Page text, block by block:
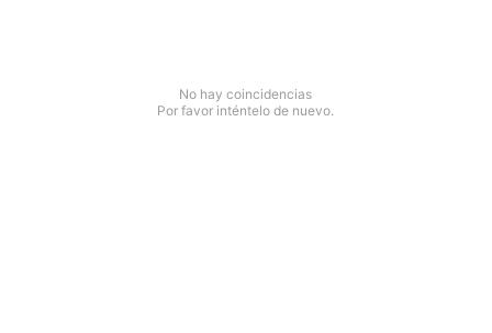
No hay coincidencias
Por favor inténtelo de nuevo.